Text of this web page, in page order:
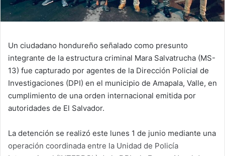
Un ciudadano hondureño señalado como presunto
integrante de la estructura criminal Mara Salvatrucha (MS-
13) fue capturado por agentes de la Dirección Policial de
Investigaciones (DPI) en el municipio de Amapala, Valle, en
cumplimiento de una orden internacional emitida por
autoridades de El Salvador.
La detención se realizó este lunes 1 de junio mediante una
operación coordinada entre la Unidad de Policía